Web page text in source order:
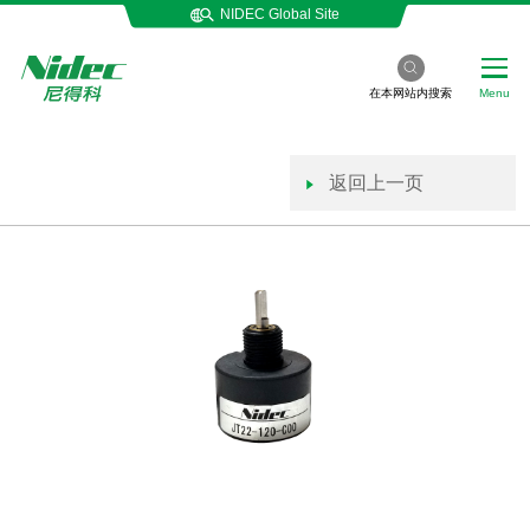
NIDEC Global Site
在本网站内搜索 Menu
返回上一页